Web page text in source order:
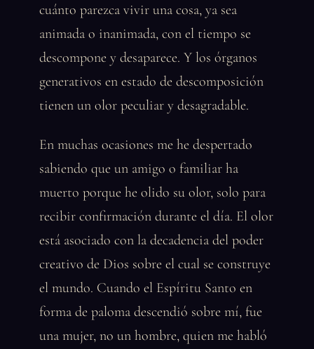
cuánto parezca vivir una cosa, ya sea
animada o inanimada, con el tiempo se
descompone y desaparece. Y los órganos
generativos en estado de descomposición
tienen un olor peculiar y desagradable.
En muchas ocasiones me he despertado
sabiendo que un amigo o familiar ha
muerto porque he olido su olor, solo para
recibir confirmación durante el día. El olor
está asociado con la decadencia del poder
creativo de Dios sobre el cual se construye
el mundo. Cuando el Espíritu Santo en
forma de paloma descendió sobre mí, fue
una mujer, no un hombre, quien me habló